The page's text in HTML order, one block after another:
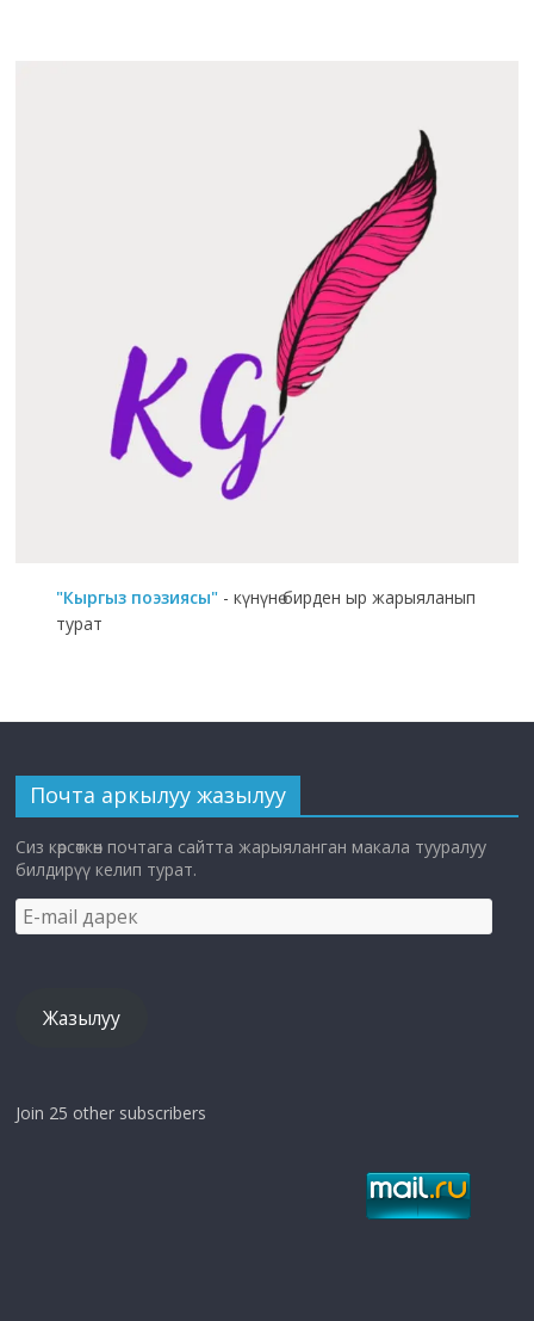
"Кыргыз поэзиясы" - күнүнө бирден ыр жарыяланып
турат
Почта аркылуу жазылуу
Сиз көрсөткөн почтага сайтта жарыяланган макала тууралуу
билдирүү келип турат.
E-
mail
Жазылуу
Join 25 other subscribers